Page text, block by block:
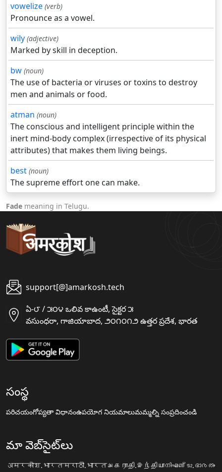
vowelize (verb)
Pronounce as a vowel.
wily (adjective)
Marked by skill in deception.
bw (noun)
The use of bacteria or viruses or toxins to destroy
men and animals or food.
atman (noun)
The conscious and intelligent principle within the
inert mind-body complex (irrespective of its physical
attributes) that makes them living beings.
best (noun)
The supreme effort one can make.
Fade meaning in Telugu.
support[@]amarkosh.tech
ఏ-౮ / ౫౦౪ ఒలివ కాఉంటీ, సైక్టర ౫
వసుంధరా, గాజియాబాద, ౨౦౧౦౧౨ ఉత్తర ప్రదేశ, భారత
సంస్థ
పరిచయంగోప్యతా విధానంఉపయోగ నియమాలుమమ్మల్ని సంప్రదించండి
మా వెబ్‌సైట్‌లు
अमरकोश.भारतमराठी.भारतஅகராதி.இந்தியாനിഘണ്ടു.ഭാരതം